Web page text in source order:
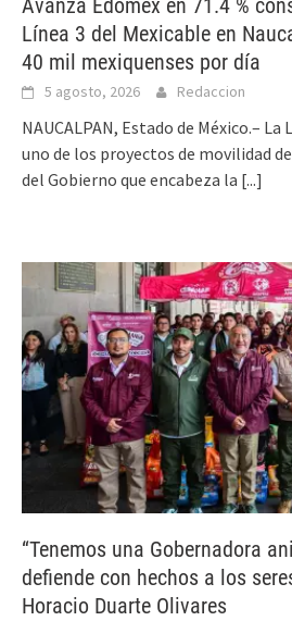
Avanza Edomex en 71.4 %
Línea 3 del Mexicable en
40 mil mexiquenses por día
5 agosto, 2026 Redaccion
NAUCALPAN, Estado de México.– La
uno de los proyectos de movilidad
del Gobierno que encabeza la [...]
“Tenemos una Gobernadora
defiende con hechos a los
Horacio Duarte Olivares